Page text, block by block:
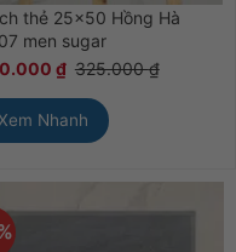
thẻ 25×50 Hồng Hà
men sugar
₫ 325.000₫
Nhanh